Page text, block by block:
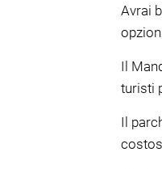
Avrai
Il
turisti
Il